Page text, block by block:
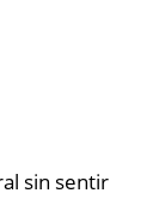
sin sentir